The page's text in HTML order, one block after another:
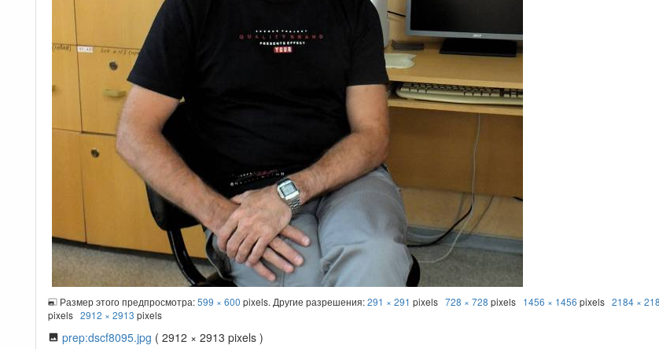
Размер этого предпросмотра:599 × 600 pixels. Другие разрешения:291 × 291 pixels 728 × 728 pixels 1456 × 1456 pixels 2184 ×
pixels 2912 × 2913 pixels
prep:dscf8095.jpg ( 2912 × 2913 pixels )